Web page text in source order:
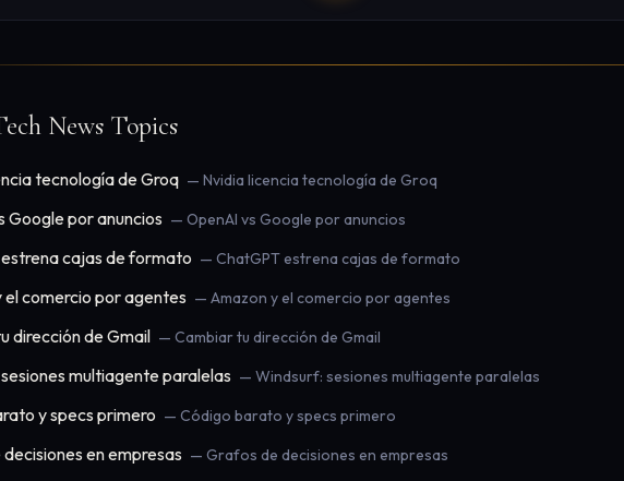
News Topics
tecnología de Groq — Nvidia licencia tecnología de Groq
Google por anuncios — OpenAI vs Google por anuncios
cajas de formato — ChatGPT estrena cajas de formato
el comercio por agentes — Amazon y el comercio por agentes
dirección de Gmail — Cambiar tu dirección de Gmail
multiagente paralelas — Windsurf: sesiones multiagente paralelas
y specs primero — Código barato y specs primero
en empresas — Grafos de decisiones en empresas